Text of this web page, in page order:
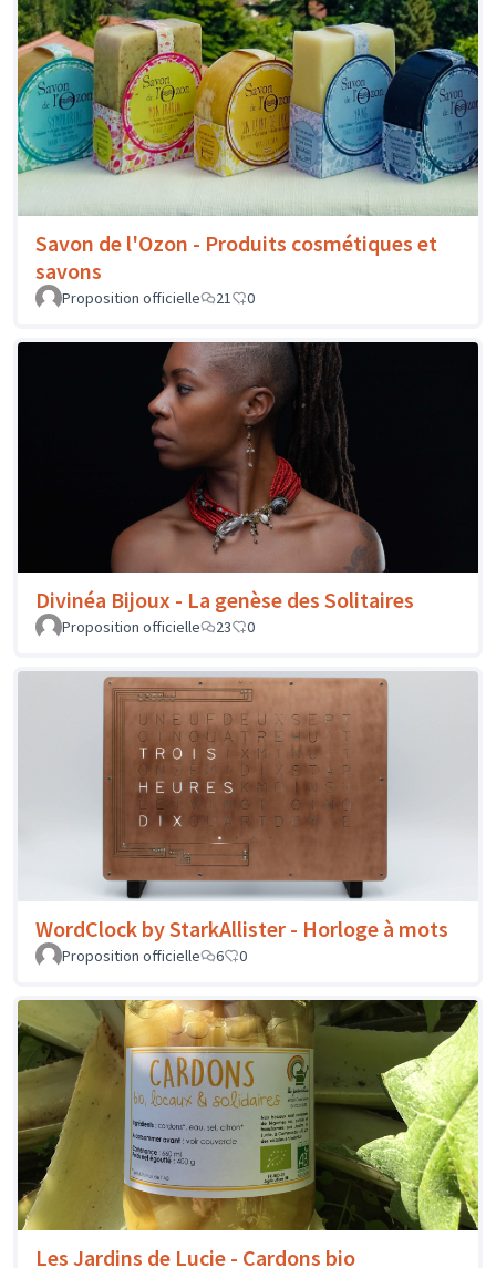
Savon de l'Ozon - Produits cosmétiques et
savons
Proposition officielle 21 0
Divinéa Bijoux - La genèse des Solitaires
Proposition officielle 23 0
WordClock by StarkAllister - Horloge à mots
Proposition officielle 6 0
Les Jardins de Lucie - Cardons bio